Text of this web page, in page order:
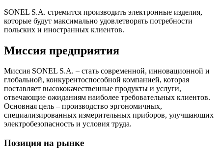
SONEL S.A. стремится производить электронные изделия,
которые будут максимально удовлетворять потребности
польских и иностранных клиентов.
Миссия предприятия
Миссия SONEL S.A. – стать современной, инновационной и
глобальной, конкурентоспособной компанией, которая
поставляет высококачественные продукты и услуги,
отвечающие ожиданиям наиболее требовательных клиентов.
Основная цель – производство эргономичных,
специализированных измерительных приборов, улучшающих
электробезопасность и условия труда.
Позиция на рынке